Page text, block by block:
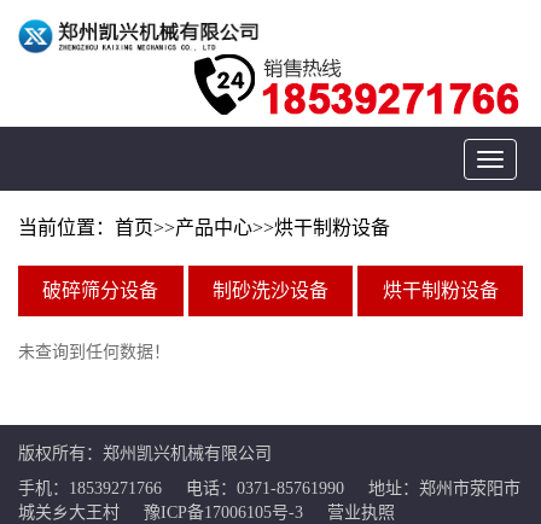
Toggle
当前位置： 首页>>产品中心>>烘干制粉设备
破碎筛分设备 制砂洗沙设备 烘干制粉设备
未查询到任何数据！
版权所有：郑州凯兴机械有限公司
手机：18539271766
电话：0371-85761990
地址：郑州市荥阳市
城关乡大王村
豫ICP备17006105号-3 营业执照